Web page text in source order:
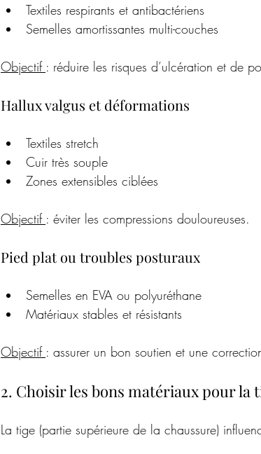
Textiles respirants et antibactériens
Semelles amortissantes multi-couches
Objectif : réduire les risques d’ulcération et de
Hallux valgus et déformations
Textiles stretch
Cuir très souple
Zones extensibles ciblées
Objectif : éviter les compressions douloureuses.
Pied plat ou troubles posturaux
Semelles en EVA ou polyuréthane
Matériaux stables et résistants
Objectif : assurer un bon soutien et une
2. Choisir les bons matériaux pour la
La tige (partie supérieure de la chaussure)